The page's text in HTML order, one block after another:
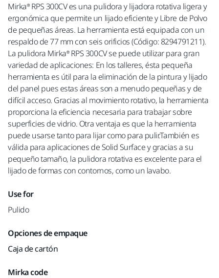
Mirka® RPS 300CV es una pulidora y lijadora rotativa ligera y
ergonómica que permite un lijado eficiente y Libre de Polvo
de pequeñas áreas. La herramienta está equipada con un
respaldo de 77 mm con seis orificios (Código: 8294791211).
La pulidora Mirka® RPS 300CV se puede utilizar para gran
variedad de aplicaciones: En los talleres, ésta pequeña
herramienta es útil para la eliminación de la pintura y lijado
del panel pues estas áreas son a menudo pequeñas y de
difícil acceso. Gracias al movimiento rotativo, la herramienta
proporciona la eficiencia necesaria para trabajar sobre
superficies de vidrio. Otra ventaja es que la herramienta
puede usarse tanto para lijar como para pulir.También es
válida para aplicaciones de Solid Surface y gracias a su
pequeño tamaño, la pulidora rotativa es excelente para el
lijado de formas con contornos, como un lavabo.
Use for
Pulido
Opciones de empaque
Caja de cartón
Mirka code